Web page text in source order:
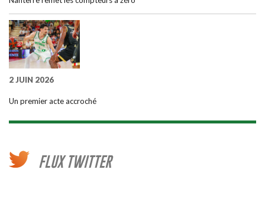
2 JUIN 2026
Un premier acte accroché
FLUX TWITTER